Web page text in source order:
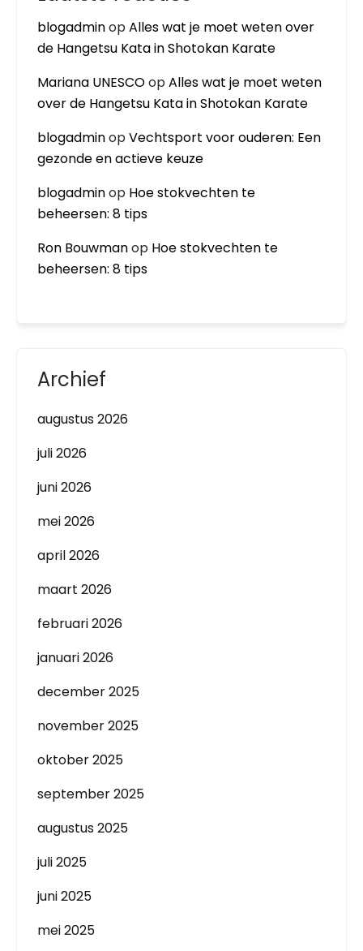
blogadminopAlles wat je moet weten over
de Hangetsu Kata in Shotokan Karate
Mariana UNESCOopAlles wat je moet weten
over de Hangetsu Kata in Shotokan Karate
blogadminopVechtsport voor ouderen: Een
gezonde en actieve keuze
blogadminop Hoe stokvechten te
beheersen: 8 tips
Ron Bouwmanop Hoe stokvechten te
beheersen: 8 tips
Archief
augustus 2026
juli 2026
juni 2026
mei 2026
april 2026
maart 2026
februari 2026
januari 2026
december 2025
november 2025
oktober 2025
september 2025
augustus 2025
juli 2025
juni 2025
mei 2025